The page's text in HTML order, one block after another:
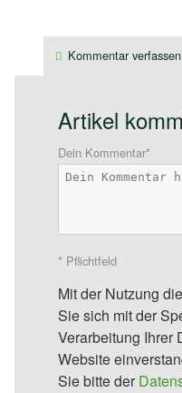
Kommentar verfassen
Artikel
Dein Kommentar*
* Pflichtfeld
Mit der Nutzung
Sie sich mit der
Verarbeitung Ihrer
Website
Sie bitte der